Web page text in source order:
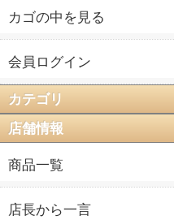
カゴの中を見る
会員ログイン
カテゴリ
店舗情報
商品一覧
店長から一言